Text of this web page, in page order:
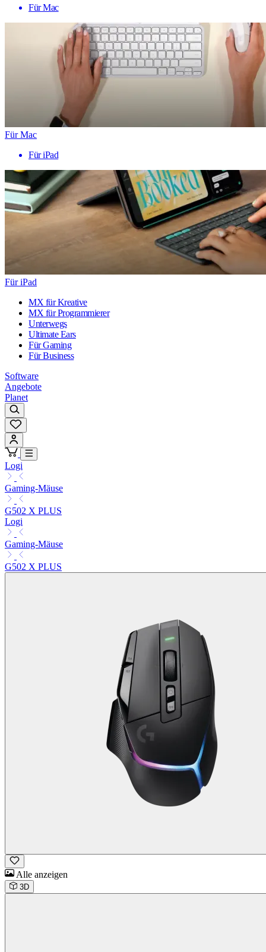
Für Mac
Für Mac
Für iPad
Für iPad
MX für Kreative
MX für Programmierer
Unterwegs
Ultimate Ears
Für Gaming
Für Business
Software
Angebote
Planet
Logi
Gaming-Mäuse
G502 X PLUS
Logi
Gaming-Mäuse
G502 X PLUS
Alle anzeigen
3D